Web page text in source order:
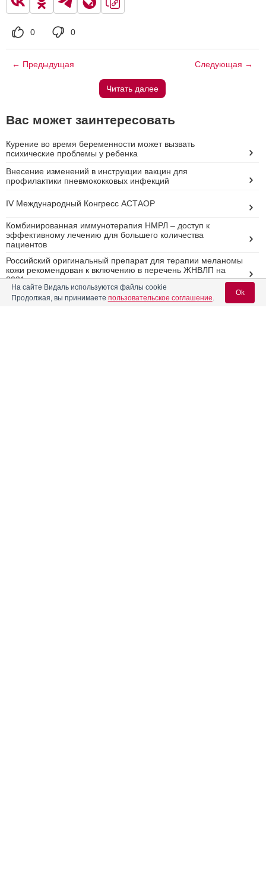
0 0
← Предыдущая Следующая →
Читать далее
Вас может заинтересовать
Курение во время беременности может вызвать
психические проблемы у ребенка
Внесение изменений в инструкции вакцин для
профилактики пневмококковых инфекций
IV Международный Конгресс АСТАОР
Комбинированная иммунотерапия НМРЛ – доступ к
эффективному лечению для большего количества
пациентов
Российский оригинальный препарат для терапии меланомы
кожи рекомендован к включению в перечень ЖНВЛП на
2021 год
Реклама
На сайте Видаль используются файлы cookie
Продолжая, вы принимаете пользовательское соглашение.
Ok